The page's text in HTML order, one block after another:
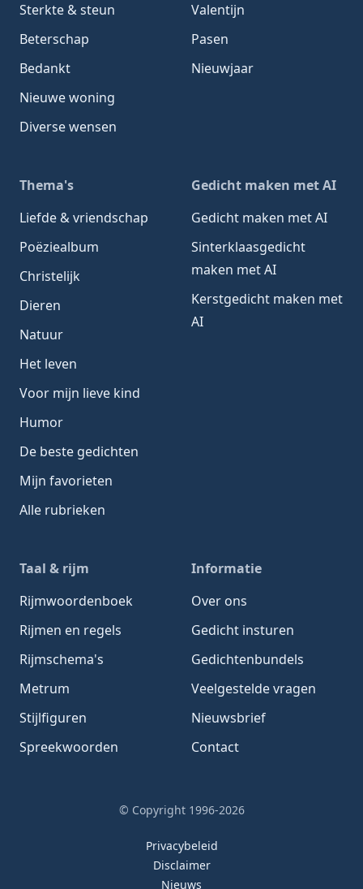
Sterkte & steun
Beterschap
Bedankt
Nieuwe woning
Diverse wensen
Valentijn
Pasen
Nieuwjaar
Thema's
Liefde & vriendschap
Poëziealbum
Christelijk
Dieren
Natuur
Het leven
Voor mijn lieve kind
Humor
De beste gedichten
Mijn favorieten
Alle rubrieken
Gedicht maken met AI
Gedicht maken met AI
Sinterklaasgedicht
maken met AI
Kerstgedicht maken met
AI
Taal & rijm
Rijmwoordenboek
Rijmen en regels
Rijmschema's
Metrum
Stijlfiguren
Spreekwoorden
Informatie
Over ons
Gedicht insturen
Gedichtenbundels
Veelgestelde vragen
Nieuwsbrief
Contact
© Copyright 1996-2026
Privacybeleid
Disclaimer
Nieuws